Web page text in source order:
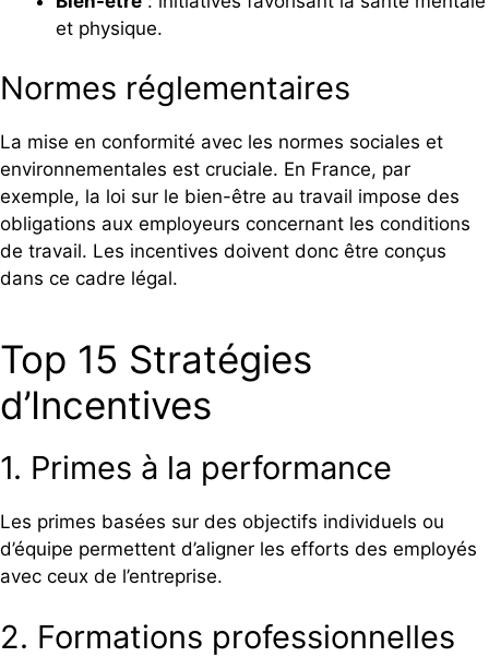
et physique.
Normes réglementaires
La mise en conformité avec les normes sociales et
environnementales est cruciale. En France, par
exemple, la loi sur le bien-être au travail impose des
obligations aux employeurs concernant les conditions
de travail. Les incentives doivent donc être conçus
dans ce cadre légal.
Top 15 Stratégies
d’Incentives
1. Primes à la performance
Les primes basées sur des objectifs individuels ou
d’équipe permettent d’aligner les efforts des employés
avec ceux de l’entreprise.
2. Formations professionnelles